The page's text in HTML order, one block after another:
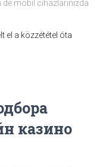
mobil cihazlarınızda
el a közzététel óta
казино